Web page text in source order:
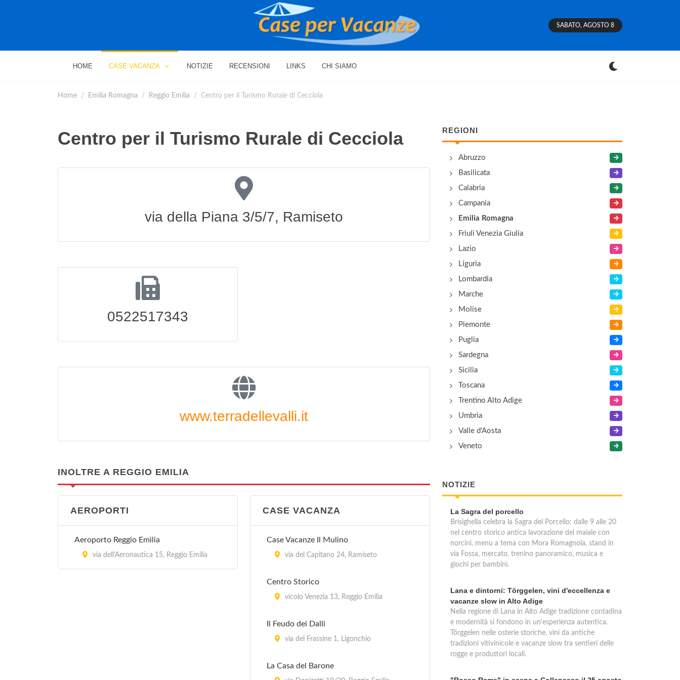
SABATO, AGOSTO 8
HOME CASE VACANZA NOTIZIE RECENSIONI LINKS CHI SIAMO
Home Emilia Romagna Reggio Emilia Centro per il Turismo Rurale di Cecciola
Centro per il Turismo Rurale di Cecciola
via della Piana 3/5/7, Ramiseto
0522517343
www.terradellevalli.it
INOLTRE A REGGIO EMILIA
AEROPORTI
Aeroporto Reggio Emilia
via dell'Aeronautica 15, Reggio Emilia
CASE VACANZA
Case Vacanze Il Mulino
via del Capitano 24, Ramiseto
Centro Storico
vicolo Venezia 13, Reggio Emilia
Il Feudo dei Dalli
via del Frassine 1, Ligonchio
La Casa del Barone
REGIONI
Abruzzo
Basilicata
Calabria
Campania
Emilia Romagna
Friuli Venezia Giulia
Lazio
Liguria
Lombardia
Marche
Molise
Piemonte
Puglia
Sardegna
Sicilia
Toscana
Trentino Alto Adige
Umbria
Valle d'Aosta
Veneto
NOTIZIE
La Sagra del porcello
Brisighella celebra la Sagra del Porcello: dalle 9 alle 20
nel centro storico antica lavorazione del maiale con
norcini, menu a tema con Mora Romagnola, stand in
via Fossa, mercato, trenino panoramico, musica e
giochi per bambini.
Lana e dintorni: Törggelen, vini d'eccellenza e
vacanze slow in Alto Adige
Nella regione di Lana in Alto Adige tradizione contadina
e modernità si fondono in un'esperienza autentica.
Törggelen nelle osterie storiche, vini da antiche
tradizioni vitivinicole e vacanze slow tra sentieri delle
rogge e produttori locali.